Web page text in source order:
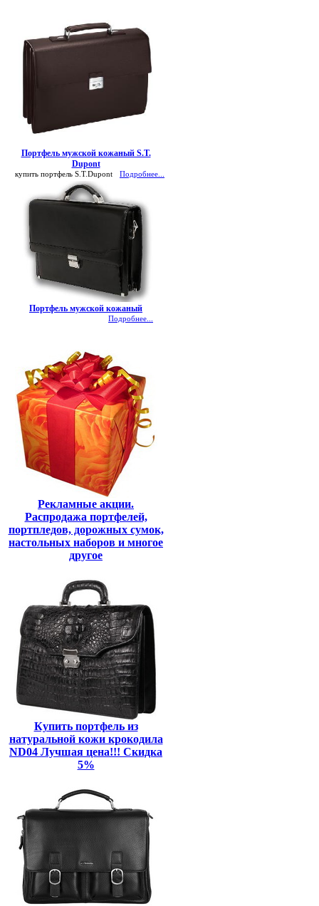
Портфель мужской кожаный S.T.
Dupont
купить портфель S.T.Dupont Подробнее...
Портфель мужской кожаный
Подробнее...
Рекламные акции.
Распродажа портфелей,
портпледов, дорожных сумок,
настольных наборов и многое
другое
Купить портфель из
натуральной кожи крокодила
ND04 Лучшая цена!!! Скидка
5%